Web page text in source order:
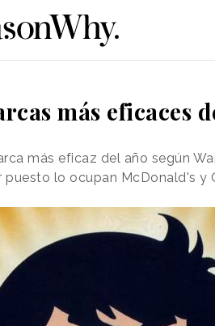
más eficaces
más eficaz del año según
puesto lo ocupan McDonald's y